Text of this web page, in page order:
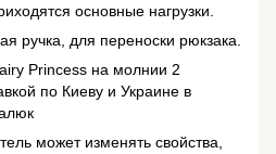
основные нагрузки.
ручка, для переноски рюкзака.
Princess на молнии 2
по Киеву и Украине в
может изменять свойства,